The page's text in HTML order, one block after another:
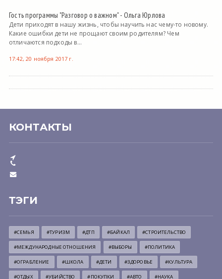
Гость программы "Разговор о важном" - Ольга Юрлова
Дети приходят в нашу жизнь, чтобы научить нас чему-то новому.
Какие ошибки дети не прощают своим родителям? Чем
отличаются подходы в...
17:42, 20 ноября 2017 г.
КОНТАКТЫ
ТЭГИ
#СЕМЬЯ #ТУРИЗМ #ДТП #БАЙКАЛ #СТРОИТЕЛЬСТВО
#МЕЖДУНАРОДНЫЕ ОТНОШЕНИЯ #ВЫБОРЫ #ПОЛИТИКА
#ОГРАБЛЕНИЕ #ШКОЛА #ДЕТИ #ЗДОРОВЬЕ #КУЛЬТУРА
#ОТДЫХ #УБИЙСТВО #ПОКУПКИ #АВТО #НАУКА